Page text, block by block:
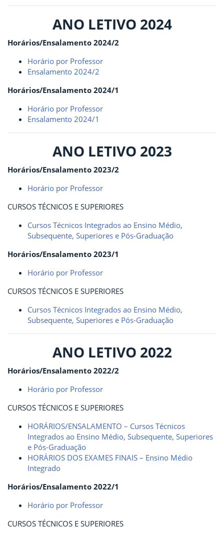
ANO LETIVO 2024
Horários/Ensalamento 2024/2
Horário por Professor
Ensalamento 2024/2
Horários/Ensalamento 2024/1
Horário por Professor
Ensalamento 2024/1
ANO LETIVO 2023
Horários/Ensalamento 2023/2
Horário por Professor
CURSOS TÉCNICOS E SUPERIORES
Cursos Técnicos Integrados ao Ensino Médio,
Subsequente, Superiores e Pós-Graduação
Horários/Ensalamento 2023/1
Horário por Professor
CURSOS TÉCNICOS E SUPERIORES
Cursos Técnicos Integrados ao Ensino Médio,
Subsequente, Superiores e Pós-Graduação
ANO LETIVO 2022
Horários/Ensalamento 2022/2
Horário por Professor
CURSOS TÉCNICOS E SUPERIORES
HORÁRIOS/ENSALAMENTO – Cursos Técnicos
Integrados ao Ensino Médio, Subsequente, Superiores
e Pós-Graduação
HORÁRIOS DOS EXAMES FINAIS – Ensino Médio
Integrado
Horários/Ensalamento 2022/1
Horário por Professor
CURSOS TÉCNICOS E SUPERIORES